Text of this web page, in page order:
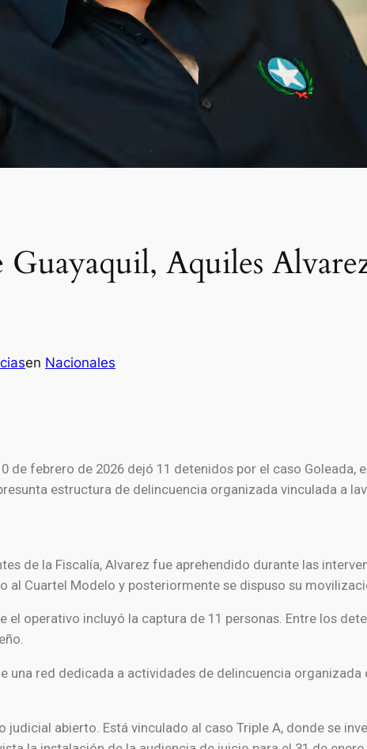
Guayaquil, Aquiles
en Nacionales
de febrero de 2026 dejó 11 detenidos por el caso Goleada,
estructura de delincuencia organizada vinculada a
de la Fiscalía, Alvarez fue aprehendido durante las
al Cuartel Modelo y posteriormente se dispuso su
el operativo incluyó la captura de 11 personas. Entre los
una red dedicada a actividades de delincuencia
abierto. Está vinculado al caso Triple A, donde se